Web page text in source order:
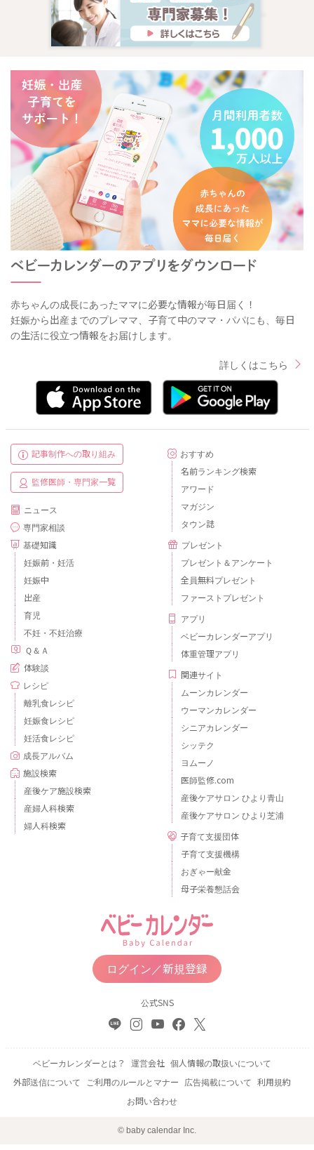
赤ちゃんの成長にあったママに必要な情報が毎日届く！
妊娠から出産までのプレママ、子育て中のママ・パパにも、毎日
の生活に役立つ情報をお届けします。
詳しくはこちら
記事制作への取り組み
監修医師・専門家一覧
ニュース
専門家相談
基礎知識
妊娠前・妊活
妊娠中
出産
育児
不妊・不妊治療
Ｑ＆Ａ
体験談
レシピ
離乳食レシピ
妊娠食レシピ
妊活食レシピ
成長アルバム
施設検索
産後ケア施設検索
産婦人科検索
婦人科検索
おすすめ
名前ランキング検索
アワード
マガジン
タウン誌
プレゼント
プレゼント＆アンケート
全員無料プレゼント
ファーストプレゼント
アプリ
ベビーカレンダーアプリ
体重管理アプリ
関連サイト
ムーンカレンダー
ウーマンカレンダー
シニアカレンダー
シッテク
ヨムーノ
医師監修.com
産後ケアサロン ひより青山
産後ケアサロン ひより芝浦
子育て支援団体
子育て支援機構
おぎゃー献金
母子栄養懇話会
ログイン／新規登録
公式SNS
ベビーカレンダーとは？ 運営会社
個人情報の取扱いについて
外部送信について
ご利用のルールとマナー 広告掲載について
利用規約
お問い合わせ
© baby calendar Inc.